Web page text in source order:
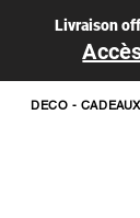
Livraison
DECO - CADEAUX